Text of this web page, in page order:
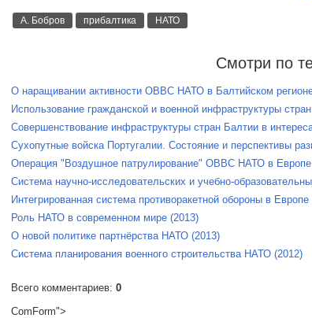
А. Бобров прибалтика НАТО
Смотри по
О наращивании активности ОВВС НАТО в Балтийском
Использование гражданской и военной инфраструктуры
Совершенствование инфраструктуры стран Балтии в
Сухопутные войска Португалии. Состояние и перспективы
Операция "Воздушное патрулирование" ОВВС НАТО в Европе
Система научно-исследовательских и учебно-
Интегрированная система противоракетной обороны в Европе
Роль НАТО в современном мире (2013)
О новой политике партнёрства НАТО (2013)
Система планирования военного строительства НАТО (2012)
Всего комментариев: 0
ComForm">